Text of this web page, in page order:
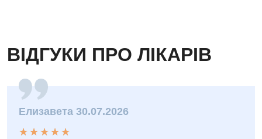
Для дітей
Дитяча гастроентерологія
ВІДГУКИ ПРО ЛІКАРІВ
Елизавета 30.07.2026
★
★
★
★
★
★ ★ ★ ★ ★